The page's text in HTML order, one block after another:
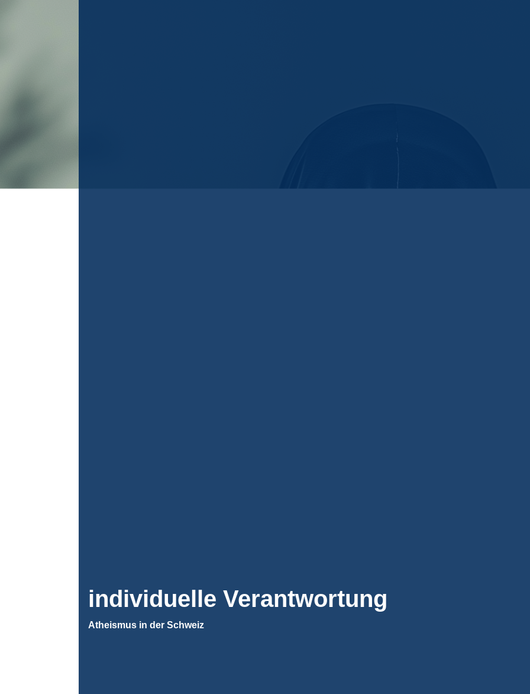
individuelle Verantwortung
Atheismus in der Schweiz